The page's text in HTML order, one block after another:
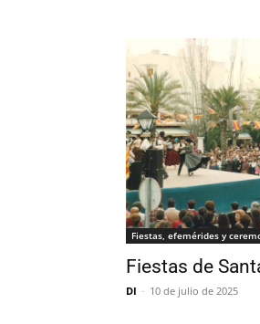
Fiestas, efemérides y
Fiestas de
DI - 10 de julio de 2025